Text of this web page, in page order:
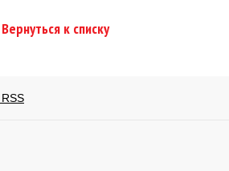
Вернуться к списку